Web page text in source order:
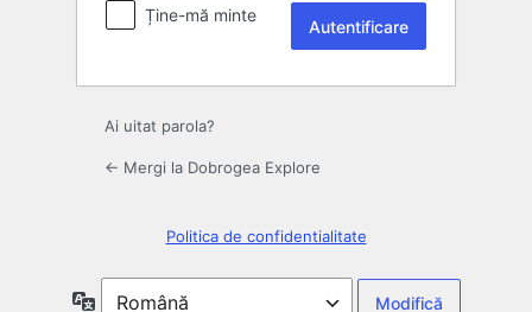
Ține-mă minte
Ai uitat parola?
← Mergi la Dobrogea Explore
Politica de confidentialitate
Limbă